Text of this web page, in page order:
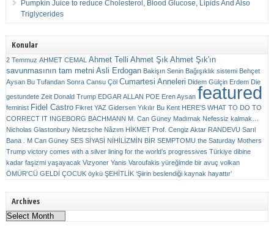
Pumpkin Juice to reduce Cholesterol, Blood Glucose, Lipids And Also
Triglycerides
Konular
2 Temmuz AHMET CEMAL Ahmet Telli Ahmet Şık Ahmet Şık'ın
savunmasının tam metni Asli Erdogan Bakişın Senin Bağışıklık sistemi Behçet
Aysan Bu Tufandan Sonra Cansu Çöl Cumartesi Anneleri Didem Gülçin Erdem Die
gestundete Zeit Donald Trump EDGAR ALLAN POE Eren Aysan featured
feminist Fidel Castro Fikret YAZ Gidersen Yıkılır Bu Kent HERE’S WHAT TO DO TO
CORRECT IT INGEBORG BACHMANN M. Can Güney Madımak Nefessiz kalmak…
Nicholas Glastonbury Nietzsche Nâzım HİKMET Prof. Cengiz Aktar RANDEVU Sarıl
Bana . M Can Güney SES SİYASİ NİHİLİZMİN BİR SEMPTOMU the Saturday Mothers
Trump victory comes with a silver lining for the world’s progressives Türkiye dibine
kadar faşizmi yaşayacak Vizyoner Yanis Varoufakis yüreğimde bir avuç volkan
ÖMÜR'CÜ GELDİ ÇOCUK öykü ŞEHİTLİK ‘Şiirin beslendiği kaynak hayattır’
Archives
Archives